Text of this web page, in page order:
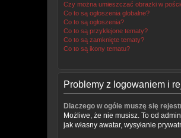
Czy można umieszczać obrazki w
Co to są ogłoszenia globalne?
Co to są ogłoszenia?
Co to są przyklejone tematy?
Co to są zamknięte tematy?
Co to są ikony tematu?
Problemy z logowaniem i
Dlaczego w ogóle muszę się
Możliwe, że nie musisz. To od
jak własny awatar, wysyłanie